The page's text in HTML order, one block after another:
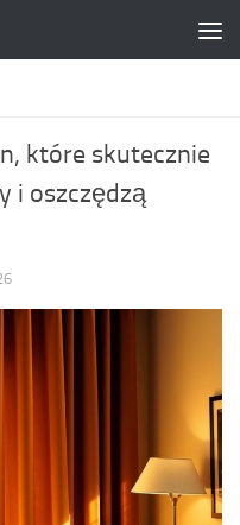
które skutecznie
i oszczędzą